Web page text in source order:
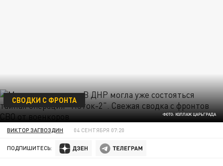
ФОТО: КОЛЛАЖ ЦАРЬГРАДА
СВОДКИ С ФРОНТА
ВИКТОР ЗАГВОЗДИН 04 СЕНТЯБРЯ 07:20
ПОДПИШИТЕСЬ: